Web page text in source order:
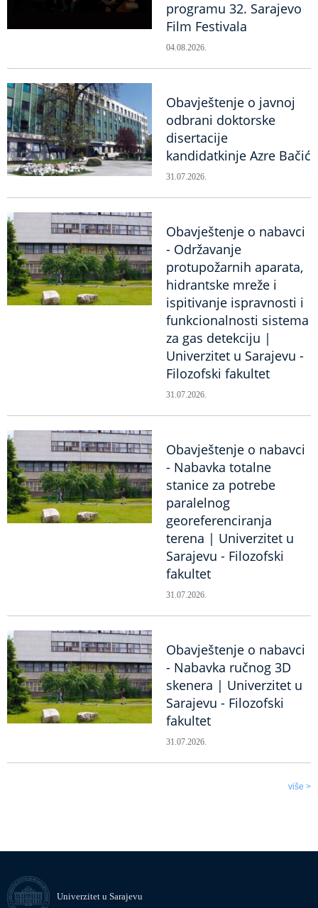
programu 32. Sarajevo
Film Festivala
04.08.2026.
Obavještenje o javnoj
odbrani doktorske
disertacije
kandidatkinje Azre Bačić
31.07.2026.
Obavještenje o nabavci
- Održavanje
protupožarnih aparata,
hidrantske mreže i
ispitivanje ispravnosti i
funkcionalnosti sistema
za gas detekciju |
Univerzitet u Sarajevu -
Filozofski fakultet
31.07.2026.
Obavještenje o nabavci
- Nabavka totalne
stanice za potrebe
paralelnog
georeferenciranja
terena | Univerzitet u
Sarajevu - Filozofski
fakultet
31.07.2026.
Obavještenje o nabavci
- Nabavka ručnog 3D
skenera | Univerzitet u
Sarajevu - Filozofski
fakultet
31.07.2026.
više >
Univerzitet u Sarajevu